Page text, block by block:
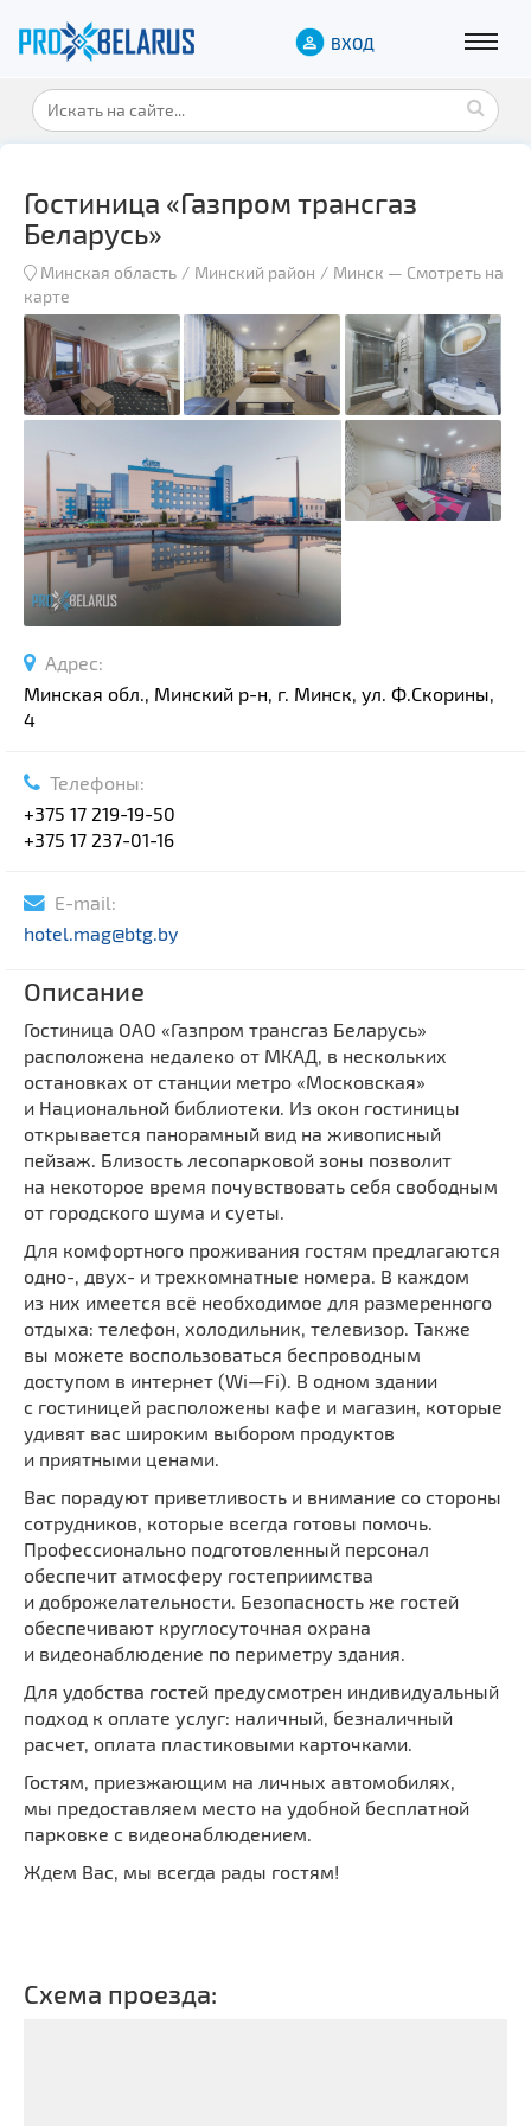
ВХОД
Гостиница «Газпром трансгаз
Беларусь»
Минская область Минский район Минск — Смотреть на
карте
Адрес:
Минская обл., Минский р-н, г. Минск, ул. Ф.Скорины,
4
Телефоны:
+375 17 219-19-50
+375 17 237-01-16
E-mail:
hotel.mag@btg.by
Описание
Гостиница ОАО «Газпром трансгаз Беларусь»
расположена недалеко от МКАД, в нескольких
остановках от станции метро «Московская»
и Национальной библиотеки. Из окон гостиницы
открывается панорамный вид на живописный
пейзаж. Близость лесопарковой зоны позволит
на некоторое время почувствовать себя свободным
от городского шума и суеты.
Для комфортного проживания гостям предлагаются
одно-, двух- и трехкомнатные номера. В каждом
из них имеется всё необходимое для размеренного
отдыха: телефон, холодильник, телевизор. Также
вы можете воспользоваться беспроводным
доступом в интернет (Wi—Fi). В одном здании
с гостиницей расположены кафе и магазин, которые
удивят вас широким выбором продуктов
и приятными ценами.
Вас порадуют приветливость и внимание со стороны
сотрудников, которые всегда готовы помочь.
Профессионально подготовленный персонал
обеспечит атмосферу гостеприимства
и доброжелательности. Безопасность же гостей
обеспечивают круглосуточная охрана
и видеонаблюдение по периметру здания.
Для удобства гостей предусмотрен индивидуальный
подход к оплате услуг: наличный, безналичный
расчет, оплата пластиковыми карточками.
Гостям, приезжающим на личных автомобилях,
мы предоставляем место на удобной бесплатной
парковке с видеонаблюдением.
Ждем Вас, мы всегда рады гостям!
Схема проезда: